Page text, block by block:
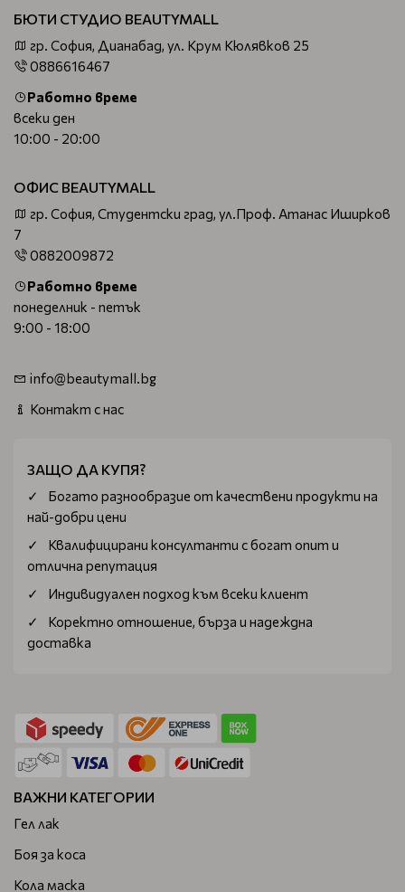
БЮТИ СТУДИО BEAUTYMALL
гр. София, Дианабад, ул. Крум Кюлявков 25
0886616467
Работно време
всеки ден
10:00 - 20:00
ОФИС BEAUTYMALL
гр. София, Студентски град, ул.Проф. Атанас Иширков
7
0882009872
Работно време
понеделник - петък
9:00 - 18:00
info@beautymall.bg
Контакт с нас
ЗАЩО ДА КУПЯ?
Богатo разнообразие от качествени продукти на
най-добри цени
Квалифицирани консултанти с богат опит и
отлична репутация
Индивидуален подход към всеки клиент
Коректно отношение, бърза и надеждна
доставка
ВАЖНИ КАТЕГОРИИ
Гел лак
Боя за коса
Кола маска